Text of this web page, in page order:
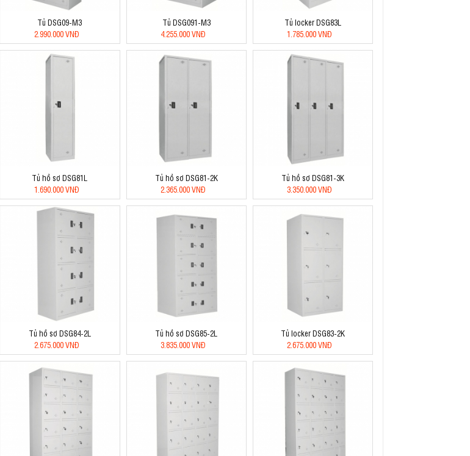
Tủ DSG09-M3
2.990.000 VNĐ
Tủ DSG091-M3
4.255.000 VNĐ
Tủ locker DSG83L
1.785.000 VNĐ
Tủ hồ sơ DSG81L
1.690.000 VNĐ
Tủ hồ sơ DSG81-2K
2.365.000 VNĐ
Tủ hồ sơ DSG81-3K
3.350.000 VNĐ
Tủ hồ sơ DSG84-2L
2.675.000 VNĐ
Tủ hồ sơ DSG85-2L
3.835.000 VNĐ
Tủ locker DSG83-2K
2.675.000 VNĐ